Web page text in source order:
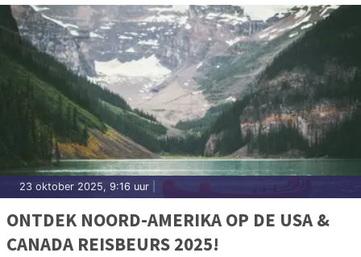
23 oktober 2025, 9:16 uur
ONTDEK NOORD-AMERIKA OP DE USA &
CANADA REISBEURS 2025!